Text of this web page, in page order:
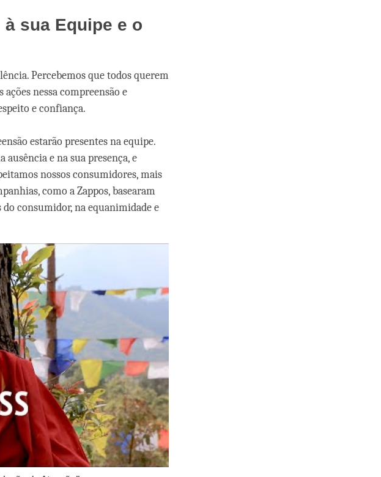
sua Equipe e o
Percebemos que todos querem
ações nessa compreensão e
e confiança.
estarão presentes na equipe.
e na sua presença, e
nossos consumidores, mais
como a Zappos, basearam
do consumidor, na equanimidade e